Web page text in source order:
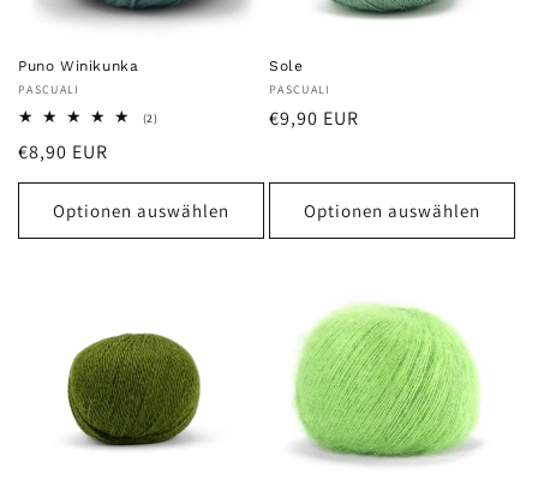
Puno Winikunka
Anbieter:
PASCUALI
(2)2
Normaler
Preis
€8,90 EUR
Optionen auswählen
Sole
Anbieter:
PASCUALI
Normaler
€9,90 EUR
Optionen auswählen